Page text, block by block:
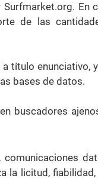
En
de las
título enunciativo,
bases de datos.
buscadores
licitud,